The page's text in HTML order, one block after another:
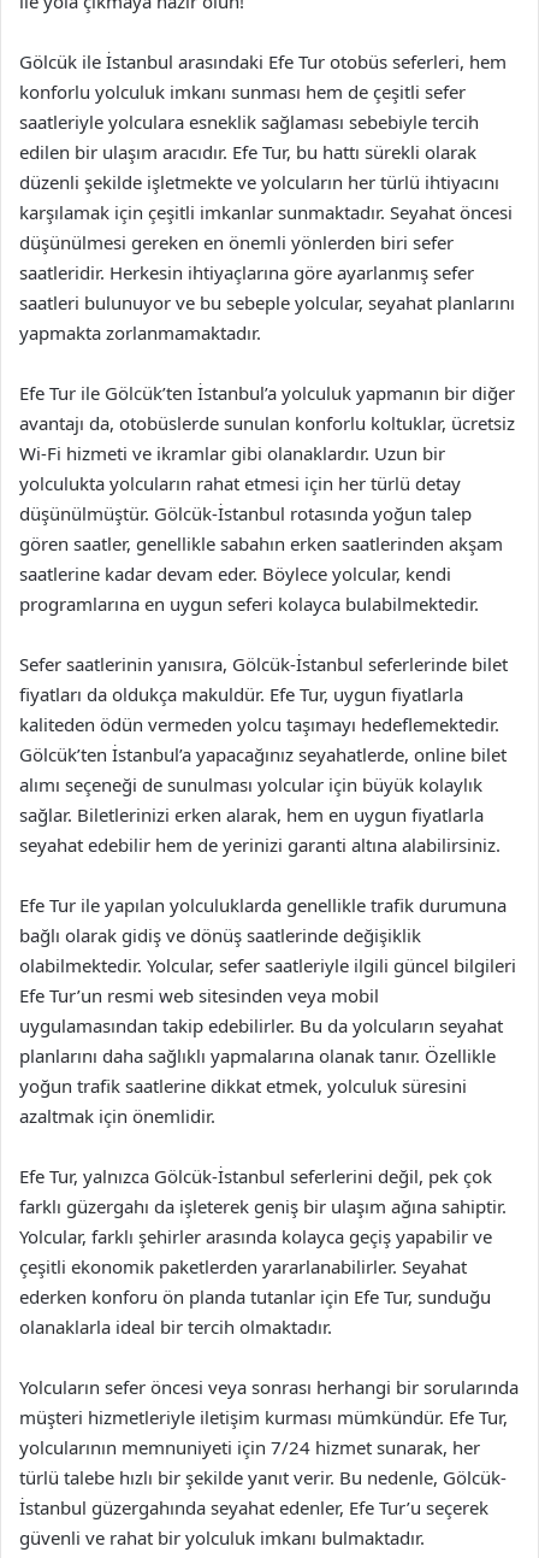
Gölcük ile İstanbul arasındaki Efe Tur otobüs seferleri, hem
konforlu yolculuk imkanı sunması hem de çeşitli sefer
saatleriyle yolculara esneklik sağlaması sebebiyle tercih
edilen bir ulaşım aracıdır. Efe Tur, bu hattı sürekli olarak
düzenli şekilde işletmekte ve yolcuların her türlü ihtiyacını
karşılamak için çeşitli imkanlar sunmaktadır. Seyahat öncesi
düşünülmesi gereken en önemli yönlerden biri sefer
saatleridir. Herkesin ihtiyaçlarına göre ayarlanmış sefer
saatleri bulunuyor ve bu sebeple yolcular, seyahat planlarını
yapmakta zorlanmamaktadır.
Efe Tur ile Gölcük’ten İstanbul’a yolculuk yapmanın bir diğer
avantajı da, otobüslerde sunulan konforlu koltuklar, ücretsiz
Wi-Fi hizmeti ve ikramlar gibi olanaklardır. Uzun bir
yolculukta yolcuların rahat etmesi için her türlü detay
düşünülmüştür. Gölcük-İstanbul rotasında yoğun talep
gören saatler, genellikle sabahın erken saatlerinden akşam
saatlerine kadar devam eder. Böylece yolcular, kendi
programlarına en uygun seferi kolayca bulabilmektedir.
Sefer saatlerinin yanısıra, Gölcük-İstanbul seferlerinde bilet
fiyatları da oldukça makuldür. Efe Tur, uygun fiyatlarla
kaliteden ödün vermeden yolcu taşımayı hedeflemektedir.
Gölcük’ten İstanbul’a yapacağınız seyahatlerde, online bilet
alımı seçeneği de sunulması yolcular için büyük kolaylık
sağlar. Biletlerinizi erken alarak, hem en uygun fiyatlarla
seyahat edebilir hem de yerinizi garanti altına alabilirsiniz.
Efe Tur ile yapılan yolculuklarda genellikle trafik durumuna
bağlı olarak gidiş ve dönüş saatlerinde değişiklik
olabilmektedir. Yolcular, sefer saatleriyle ilgili güncel bilgileri
Efe Tur’un resmi web sitesinden veya mobil
uygulamasından takip edebilirler. Bu da yolcuların seyahat
planlarını daha sağlıklı yapmalarına olanak tanır. Özellikle
yoğun trafik saatlerine dikkat etmek, yolculuk süresini
azaltmak için önemlidir.
Efe Tur, yalnızca Gölcük-İstanbul seferlerini değil, pek çok
farklı güzergahı da işleterek geniş bir ulaşım ağına sahiptir.
Yolcular, farklı şehirler arasında kolayca geçiş yapabilir ve
çeşitli ekonomik paketlerden yararlanabilirler. Seyahat
ederken konforu ön planda tutanlar için Efe Tur, sunduğu
olanaklarla ideal bir tercih olmaktadır.
Yolcuların sefer öncesi veya sonrası herhangi bir sorularında
müşteri hizmetleriyle iletişim kurması mümkündür. Efe Tur,
yolcularının memnuniyeti için 7/24 hizmet sunarak, her
türlü talebe hızlı bir şekilde yanıt verir. Bu nedenle, Gölcük-
İstanbul güzergahında seyahat edenler, Efe Tur’u seçerek
güvenli ve rahat bir yolculuk imkanı bulmaktadır.